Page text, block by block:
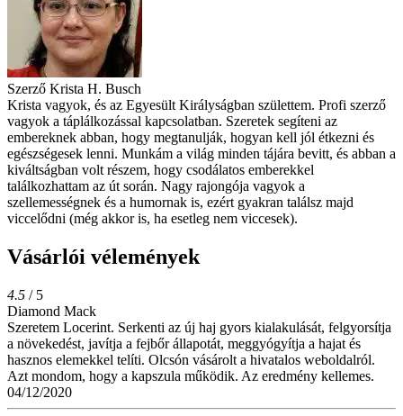
Szerző Krista H. Busch
Krista vagyok, és az Egyesült Királyságban születtem. Profi szerző
vagyok a táplálkozással kapcsolatban. Szeretek segíteni az
embereknek abban, hogy megtanulják, hogyan kell jól étkezni és
egészségesek lenni. Munkám a világ minden tájára bevitt, és abban a
kiváltságban volt részem, hogy csodálatos emberekkel
találkozhattam az út során. Nagy rajongója vagyok a
szellemességnek és a humornak is, ezért gyakran találsz majd
viccelődni (még akkor is, ha esetleg nem viccesek).
Vásárlói vélemények
4.5 / 5
Diamond Mack
Szeretem Locerint. Serkenti az új haj gyors kialakulását, felgyorsítja
a növekedést, javítja a fejbőr állapotát, meggyógyítja a hajat és
hasznos elemekkel telíti. Olcsón vásárolt a hivatalos weboldalról.
Azt mondom, hogy a kapszula működik. Az eredmény kellemes.
04/12/2020